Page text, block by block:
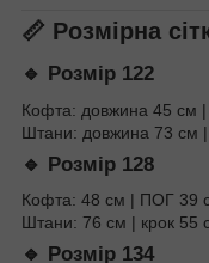
📏 Розмірна
🔹 Розмір 122
Кофта: довжина 45 см |
Штани: довжина 73 см |
🔹 Розмір 128
Кофта: 48 см | ПОГ 39
Штани: 76 см | крок 55
🔹 Розмір 134